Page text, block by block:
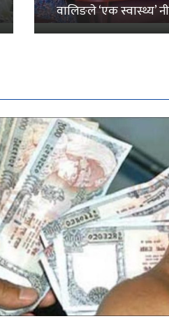
वालिङले ‘एक स्वास्थ्य’